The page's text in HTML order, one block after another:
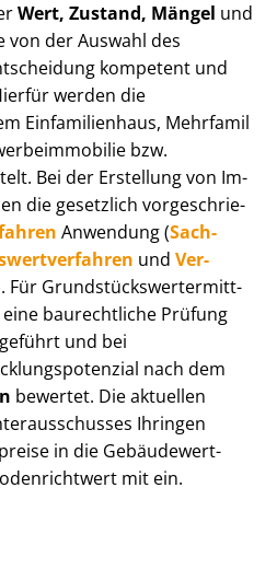
Wert, Zustand, Mängel und
von der Auswahl des
kompetent und
werden die
Einfamilienhaus, Mehr­fa­mi­l
bzw.
Bei der Erstellung von Im­
die gesetzlich vor­ge­schrie­
Anwendung (Sach­
und Ver­
Für Grund­stücks­wert­ermitt­
baurechtliche Prüfung
und bei
nach dem
bewertet. Die aktuellen
Ihringen
in die Ge­bäu­de­wert­
mit ein.